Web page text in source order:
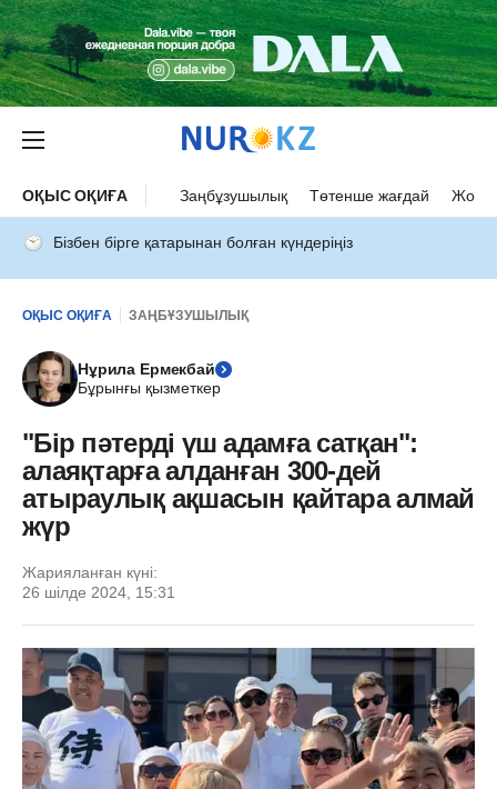
ОҚЫС ОҚИҒА Заңбұзушылық Төтенше жағдай Жол
Бізбен бірге қатарынан болған күндеріңіз
ОҚЫС ОҚИҒА ЗАҢБҰЗУШЫЛЫҚ
Нұрила Ермекбай
Бұрынғы қызметкер
"Бір пәтерді үш адамға сатқан":
алаяқтарға алданған 300-дей
атыраулық ақшасын қайтара алмай
жүр
Жарияланған күні:
26 шілде 2024, 15:31